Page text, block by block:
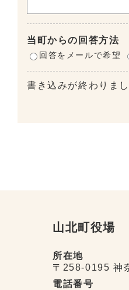
当町からの回答方法
回答をメールで希望
書き込みが終わりま
山北町役場
所在地
〒258-0195 神
電話番号